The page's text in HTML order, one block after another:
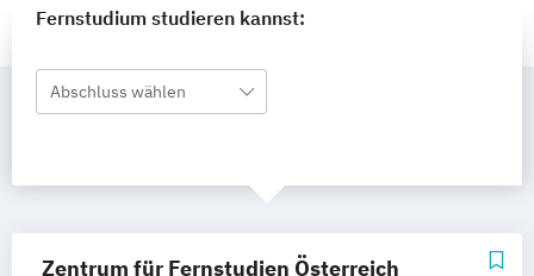
Fernstudium studieren kannst:
Abschluss wählen
Zentrum für Fernstudien Österreich